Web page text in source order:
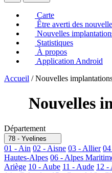
Carte
Être averti des
Nouvelles
Statistiques
À propos
Application Android
Accueil / Nouvelles
Nouvelles
Département
78 - Yvelines
01 - Ain 02 - Aisne 03 - Allier
Hautes-Alpes 06 - Alpes
Ariège 10 - Aube 11 - Aude 12 -